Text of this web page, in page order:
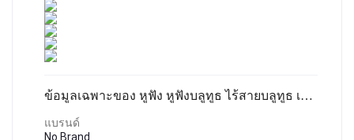
ข้อมูลเฉพาะของ หูฟัง หูฟังบลูทูธ ไร้สายบลูทูธ เวอร์ชันใหม่ พร้อมไมค์ Bluetooth Earphones
แบรนด์
No Brand